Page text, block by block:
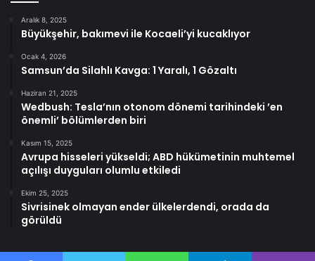
Aralık 8, 2025
Büyükşehir, bakımevi ile Kocaeli’yi kucaklıyor
Ocak 4, 2026
Samsun’da Silahlı Kavga: 1 Yaralı, 1 Gözaltı
Haziran 21, 2025
Wedbush: Tesla’nın otonom dönemi tarihindeki ’en
önemli’ bölümlerden biri
Kasım 15, 2025
Avrupa hisseleri yükseldi; ABD hükümetinin muhtemel
açılışı duyguları olumlu etkiledi
Ekim 25, 2025
Sivrisinek olmayan ender ülkelerdendi, orada da
görüldü